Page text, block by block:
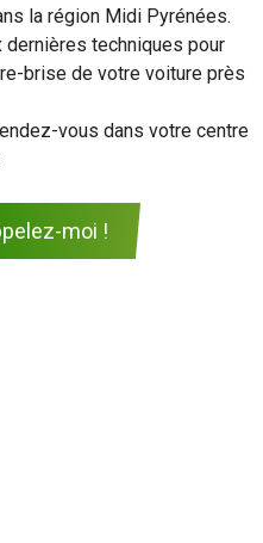
la région Midi Pyrénées.
techniques pour
brise de votre voiture près
vous dans votre centre
moi !